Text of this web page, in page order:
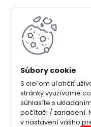
S cieľom uľahčiť
stránky využívame
súhlasíte s
počítači / zariadení.
v nastavení vášho